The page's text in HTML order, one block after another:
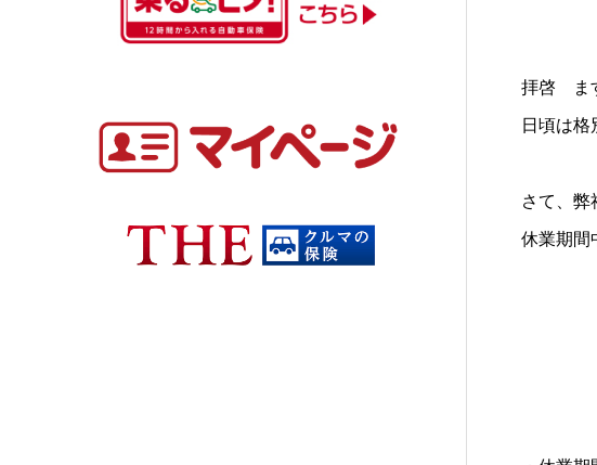
拝啓 ま
日頃は格
さて、弊
休業期間